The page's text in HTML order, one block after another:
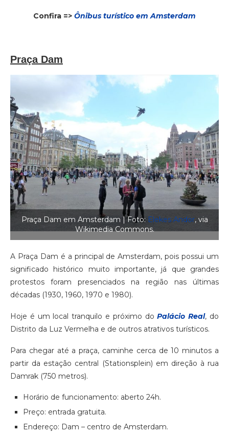
Confira => Ônibus turístico em Amsterdam
Praça Dam
Praça Dam em Amsterdam | Foto: Elekes Andor, via
Wikimedia Commons.
A Praça Dam é a principal de Amsterdam, pois possui um
significado histórico muito importante, já que grandes
protestos foram presenciados na região nas últimas
décadas (1930, 1960, 1970 e 1980).
Hoje é um local tranquilo e próximo doPalácio Real, do
Distrito da Luz Vermelha e de outros atrativos turísticos.
Para chegar até a praça, caminhe cerca de 10 minutos a
partir da estação central (Stationsplein) em direção à rua
Damrak (750 metros).
Horário de funcionamento: aberto 24h.
Preço: entrada gratuita.
Endereço: Dam – centro de Amsterdam.